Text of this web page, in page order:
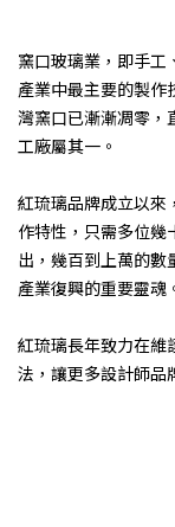
窯口玻璃業，即手工
產業中最主要的製作
灣窯口已漸漸凋零，
工廠屬其一。
紅琉璃品牌成立以來
作特性，只需多位幾
出，幾百到上萬的數
產業復興的重要靈魂
紅琉璃長年致力在維
法，讓更多設計師品